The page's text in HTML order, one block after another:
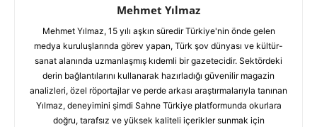
Mehmet Yılmaz
Mehmet Yılmaz, 15 yılı aşkın süredir Türkiye'nin önde gelen
medya kuruluşlarında görev yapan, Türk şov dünyası ve kültür-
sanat alanında uzmanlaşmış kıdemli bir gazetecidir. Sektördeki
derin bağlantılarını kullanarak hazırladığı güvenilir magazin
analizleri, özel röportajlar ve perde arkası araştırmalarıyla tanınan
Yılmaz, deneyimini şimdi Sahne Türkiye platformunda okurlara
doğru, tarafsız ve yüksek kaliteli içerikler sunmak için